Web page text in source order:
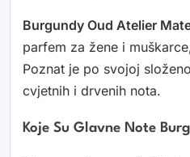
Burgundy Oud Atelier
parfem za žene i
Poznat je po svojoj
cvjetnih i drvenih nota.
Koje Su Glavne Note